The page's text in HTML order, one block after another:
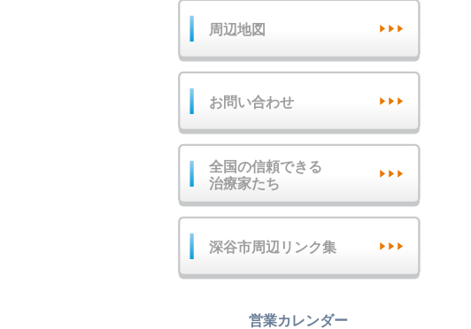
周辺地図
お問い合わせ
全国の信頼できる
治療家たち
深谷市周辺リンク集
営業カレンダー